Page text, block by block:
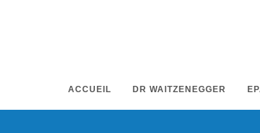
ACCUEIL DR WAITZENEGGER